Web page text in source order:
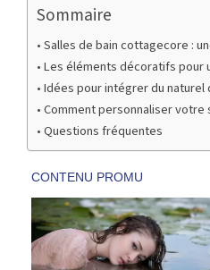
Sommaire
Salles de bain cottagecore :
Les éléments décoratifs pour
Idées pour intégrer du naturel
Comment personnaliser
Questions fréquentes